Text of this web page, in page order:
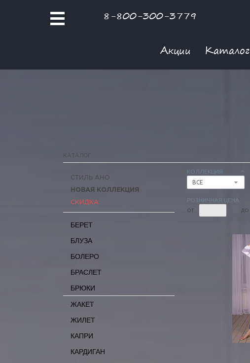
8-800-300-3779
Акции Каталог
КАТАЛОГ
КОЛЛЕКЦИЯ
ВСЕ
РОЗНИЧНАЯ ЦЕНА
ОТ ДО
СТИЛЬ АНО
НОВАЯ КОЛЛЕКЦИЯ
СКИДКА
БЕРЕТ
БЛУЗА
БОЛЕРО
БРАСЛЕТ
БРЮКИ
ЖАКЕТ
ЖИЛЕТ
КАПРИ
КАРДИГАН